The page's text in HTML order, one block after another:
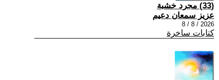
(33) مجرد خشبة
عزيز سمعان دعيم
2026 / 8 / 8
كتابات ساخرة